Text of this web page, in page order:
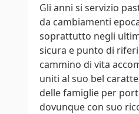
Gli anni si servizio
da cambiamenti
soprattutto negli
sicura e punto di
cammino di vita
uniti al suo bel
delle famiglie per
dovunque con suo